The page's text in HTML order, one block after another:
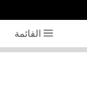
القائمة